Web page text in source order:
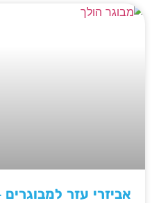
אביזרי עזר למבוגרים